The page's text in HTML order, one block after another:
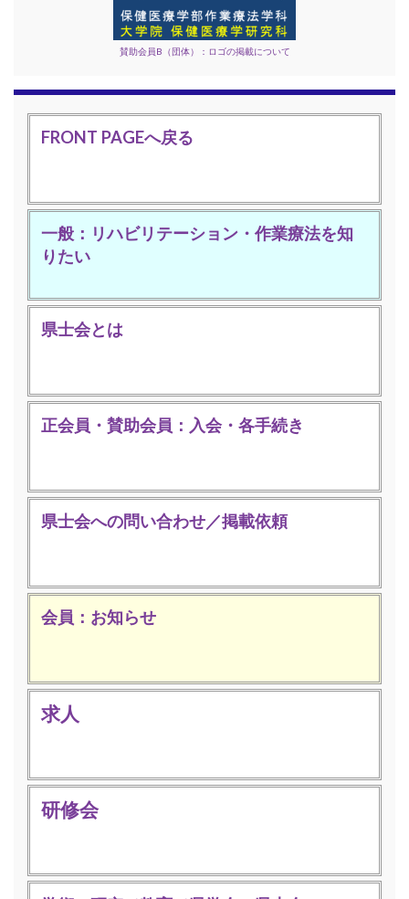
賛助会員B（団体）：ロゴの掲載について
FRONT PAGEへ戻る
一般：リハビリテーション・作業療法を知
りたい
県士会とは
正会員・賛助会員：入会・各手続き
県士会への問い合わせ／掲載依頼
会員：お知らせ
求人
研修会